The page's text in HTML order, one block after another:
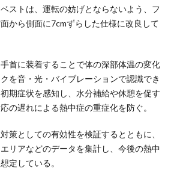
ストは、運転の妨げとならないよう、フ
から側面に7cmずらした仕様に改良して
首に装着することで体の深部体温の変化
を音・光・バイブレーションで認識でき
期症状を感知し、水分補給や休憩を促す
の遅れによる熱中症の重症化を防ぐ。
策としての有効性を検証するとともに、
リアなどのデータを集計し、今後の熱中
定している。